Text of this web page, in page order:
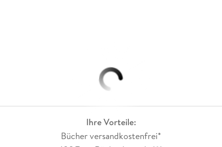
Ihre Vorteile:
Bücher versandkostenfrei*